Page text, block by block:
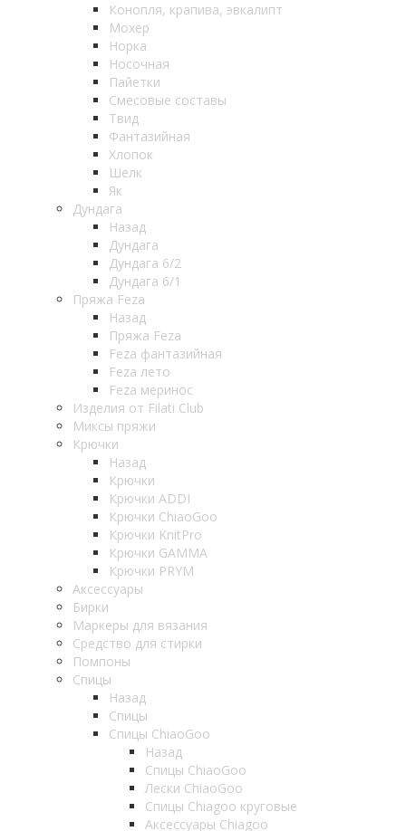
Конопля, крапива, эвкалипт
Мохер
Норка
Носочная
Пайетки
Смесовые составы
Твид
Фантазийная
Хлопок
Шелк
Як
Дундага
Назад
Дундага
Дундага 6/2
Дундага 6/1
Пряжа Feza
Назад
Пряжа Feza
Feza фантазийная
Feza лето
Feza меринос
Изделия от Filati Club
Миксы пряжи
Крючки
Назад
Крючки
Крючки ADDI
Крючки ChiaoGoo
Крючки KnitPro
Крючки GAMMA
Крючки PRYM
Аксессуары
Бирки
Маркеры для вязания
Средство для стирки
Помпоны
Спицы
Назад
Спицы
Спицы ChiaoGoo
Назад
Спицы ChiaoGoo
Лески ChiaoGoo
Cпицы Сhiagoo круговые
Аксессуары Chiagoo